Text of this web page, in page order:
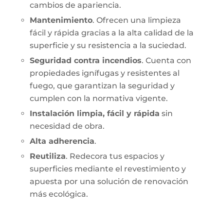
cambios de apariencia.
Mantenimiento. Ofrecen una limpieza
fácil y rápida gracias a la alta calidad de la
superficie y su resistencia a la suciedad.
Seguridad contra incendios. Cuenta con
propiedades ignífugas y resistentes al
fuego, que garantizan la seguridad y
cumplen con la normativa vigente.
Instalación limpia, fácil y rápida sin
necesidad de obra.
Alta adherencia.
Reutiliza. Redecora tus espacios y
superficies mediante el revestimiento y
apuesta por una solución de renovación
más ecológica.